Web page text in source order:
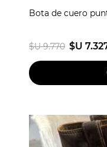
Bota de cuero
$U 9.770 $U